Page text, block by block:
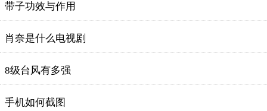
带子功效与作用
肖奈是什么电视剧
8级台风有多强
手机如何截图